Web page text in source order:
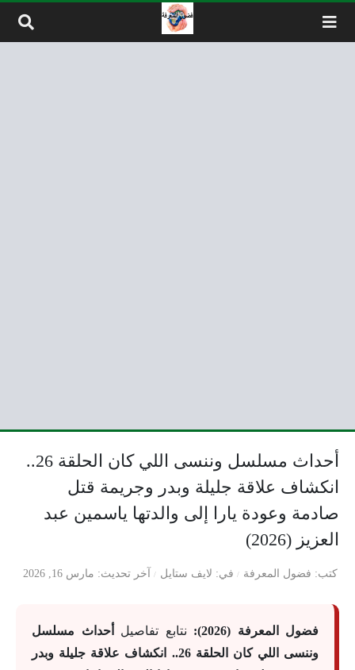
أحداث مسلسل وننسى اللي كان الحلقة 26..
انكشاف علاقة جليلة وبدر وجريمة قتل
صادمة وعودة يارا إلى والدتها ياسمين عبد
العزيز (2026)
كتب فضول المعرفة في لايف ستايل آخر تحديث مارس 16, 2026
فضول المعرفة (2026): نتابع تفاصيل
أحداث مسلسل
وننسى اللي كان الحلقة 26.. انكشاف علاقة جليلة وبدر